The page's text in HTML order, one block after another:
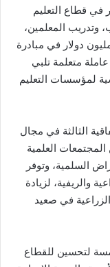
ضخ 15 مليون دولار في قطاع التعليم
وتدريب المعلمين،
من خلال الاتفاقية الثانية سيتم ضخ 30 مليون دولار في مبادرة
متعلمة تلبي
لمؤسسات التعليم
الاتفاقية الثالثة في مجال
المجتمعات العلمية
السلمية، وتوفر
الزراعية والريفية، لزيادة
في صعيد
الخامسة لتحسين للقطاع